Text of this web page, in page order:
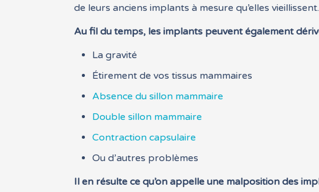
de leurs anciens implants à mesure qu’elles vieillissent.
Au fil du temps, les implants peuvent également
La gravité
Étirement de vos tissus mammaires
Absence du sillon mammaire
Double sillon mammaire
Contraction capsulaire
Ou d’autres problèmes
Il en résulte ce qu’on appelle une malposition des